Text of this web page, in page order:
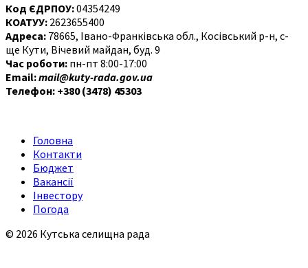
Код ЄДРПОУ:04354249
КОАТУУ: 2623655400
Адреса: 78665, Івано-Франківська обл., Косівський р-н, с-
ще Кути, Вічевий майдан, буд. 9
Час роботи: пн-пт 8:00-17:00
Email:mail@kuty-rada.gov.ua
Телефон: +380 (3478) 45303
Головна
Контакти
Бюджет
Вакансії
Інвестору
Погода
© 2026 Кутська селищна рада